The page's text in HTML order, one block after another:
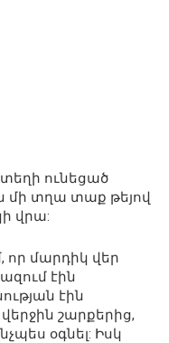
ունեցած
մի տղա տաք թեյով
վրա:
որ մարդիկ վեր
էին
էին
շարքերից,
օգնել: Իսկ